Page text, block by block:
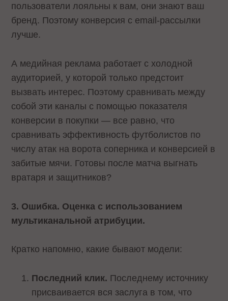
пользователи лояльны к вам, они знают ваш
бренд. Поэтому конверсия с email-рассылки
лучше.
А медийная реклама работает с холодной
аудиторией, у которой только предстоит
вызвать интерес. Поэтому сравнивать между
собой эти каналы с помощью показателя
конверсии в покупки — все равно, что
сравнивать эффективность футболистов по
числу атак на ворота соперника и конверсией в
забитые мячи. Готовы после матча выгнать
вратаря и защитников?
3. Ошибка. Оценка с использованием
мультиканальной атрибуции.
Кратко напомню, какие бывают модели:
Последний клик. Последнему источнику
присваивается вся заслуга в том, что